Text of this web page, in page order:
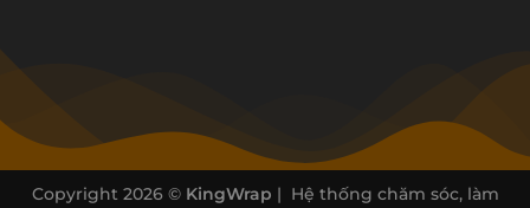
Copyright 2026 © KingWrap | Hệ thống chăm sóc, làm